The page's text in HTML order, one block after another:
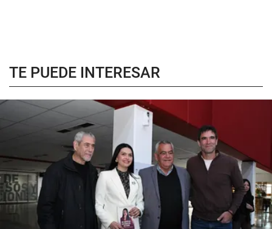
TE PUEDE INTERESAR